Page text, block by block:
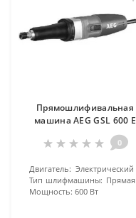
Прямошлифивальная
машина AEG GSL 600 E
0
Двигатель: Электрический
Тип шлифмашины: Прямая
Мощность: 600 Вт